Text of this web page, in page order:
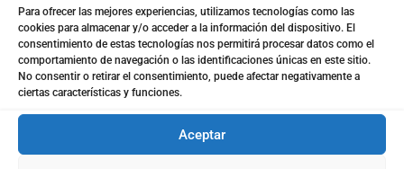
Para ofrecer las mejores experiencias, utilizamos tecnologías como las
cookies para almacenar y/o acceder a la información del dispositivo. El
consentimiento de estas tecnologías nos permitirá procesar datos como el
comportamiento de navegación o las identificaciones únicas en este sitio.
No consentir o retirar el consentimiento, puede afectar negativamente a
ciertas características y funciones.
Aceptar
Indica el motivo
Selecciona el Producto/Servicio*
el
Nombre*